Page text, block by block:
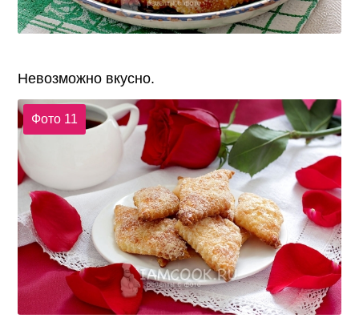
Невозможно вкусно.
Фото 11